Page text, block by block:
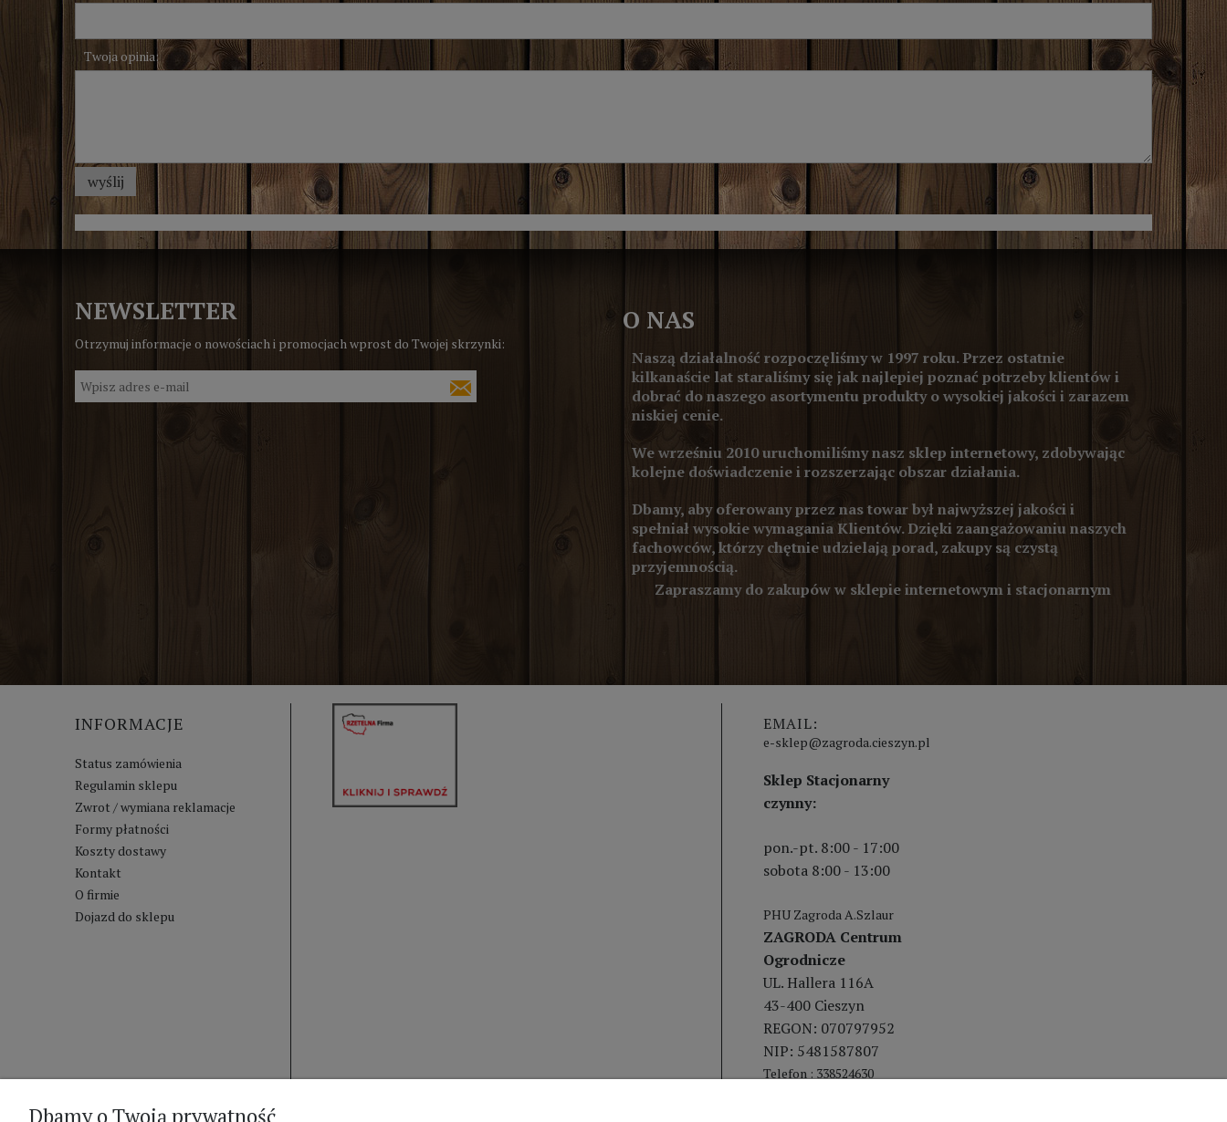
Twoja opinia:
wyślij
NEWSLETTER
Otrzymuj informacje o nowościach i promocjach wprost do Twojej skrzynki:
O NAS
Naszą działalność rozpoczęliśmy w 1997 roku. Przez ostatnie
kilkanaście lat staraliśmy się jak najlepiej poznać potrzeby klientów i
dobrać do naszego asortymentu produkty o wysokiej jakości i zarazem
niskiej cenie.
We wrześniu 2010 uruchomiliśmy nasz sklep internetowy, zdobywając
kolejne doświadczenie i rozszerzając obszar działania.
Dbamy, aby oferowany przez nas towar był najwyższej jakości i
spełniał wysokie wymagania Klientów. Dzięki zaangażowaniu naszych
fachowców, którzy chętnie udzielają porad, zakupy są czystą
przyjemnością.
Zapraszamy do zakupów w sklepie internetowym i stacjonarnym
INFORMACJE
Status zamówienia
Regulamin sklepu
Zwrot / wymiana reklamacje
Formy płatności
Koszty dostawy
Kontakt
O firmie
Dojazd do sklepu
EMAIL:
e-sklep@zagroda.cieszyn.pl
Sklep Stacjonarny
czynny:
pon.-pt. 8:00 - 17:00
sobota 8:00 - 13:00
PHU Zagroda A.Szlaur
ZAGRODA Centrum
Ogrodnicze
UL. Hallera 116A
43-400 Cieszyn
REGON: 070797952
NIP: 5481587807
Telefon : 338524630
Dbamy o Twoją prywatność